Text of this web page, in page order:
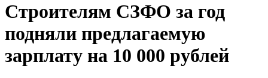
Строителям СЗФО за год
подняли предлагаемую
зарплату на 10 000 рублей